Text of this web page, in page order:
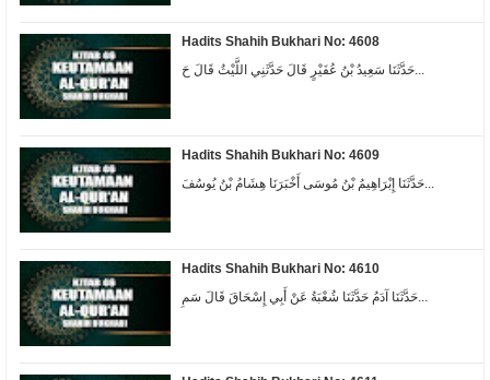
Hadits Shahih Bukhari No: 4608
حَدَّثَنَا سَعِيدُ بْنُ عُفَيْرٍ قَالَ حَدَّثَنِي اللَّيْثُ قَالَ حَ...
Hadits Shahih Bukhari No: 4609
حَدَّثَنَا إِبْرَاهِيمُ بْنُ مُوسَى أَخْبَرَنَا هِشَامُ بْنُ يُوسُفَ...
Hadits Shahih Bukhari No: 4610
حَدَّثَنَا آدَمُ حَدَّثَنَا شُعْبَةُ عَنْ أَبِي إِسْحَاقَ قَالَ سَمِ...